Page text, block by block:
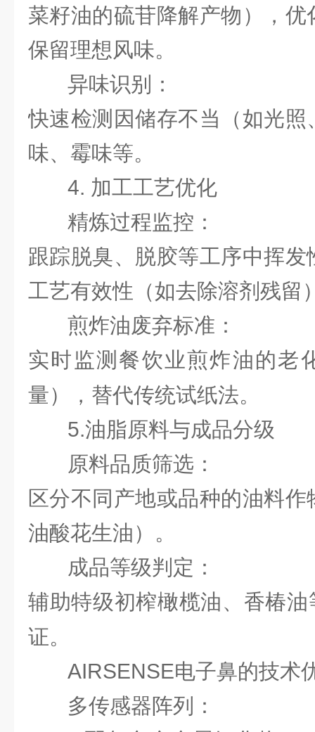
菜籽油的硫苷降解产物），
保留理想风味。
异味识别：
快速检测因储存不当（如光
味、霉味等。
4. 加工工艺优化
精炼过程监控：
跟踪脱臭、脱胶等工序中挥
工艺有效性（如去除溶剂残留
煎炸油废弃标准：
实时监测餐饮业煎炸油的老
量），替代传统试纸法。
5.油脂原料与成品分级
原料品质筛选：
区分不同产地或品种的油料
油酸花生油）。
成品等级判定：
辅助特级初榨橄榄油、香椿油
证。
AIRSENSE电子鼻的技术
多传感器阵列：